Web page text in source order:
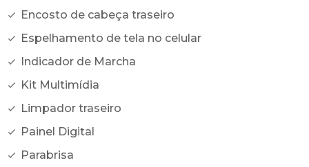
Encosto de cabeça traseiro
Espelhamento de tela no celular
Indicador de Marcha
Kit Multimídia
Limpador traseiro
Painel Digital
Parabrisa